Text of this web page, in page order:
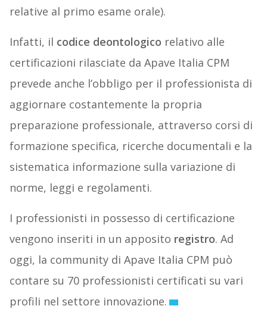
relative al primo esame orale).
Infatti, il codice deontologico relativo alle
certificazioni rilasciate da Apave Italia CPM
prevede anche l’obbligo per il professionista di
aggiornare costantemente la propria
preparazione professionale, attraverso corsi di
formazione specifica, ricerche documentali e la
sistematica informazione sulla variazione di
norme, leggi e regolamenti.
I professionisti in possesso di certificazione
vengono inseriti in un apposito registro. Ad
oggi, la community di Apave Italia CPM può
contare su 70 professionisti certificati su vari
profili nel settore innovazione.